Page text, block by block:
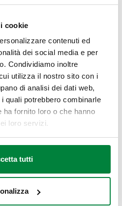
cookie
contenuti ed
dei social media e per
Condividiamo inoltre
utilizza il nostro sito con i
di analisi dei dati web,
quali potrebbero combinarle
fornito loro o che hanno
loro servizi.
tutti
un'indagine di Statista
di ricerca tedesco attraverso
a campione (e anonime) di
Italia contano almeno 250
poste, quella centrale chiedeva
quanta probabilità
ad un suo conoscente o
il fatto che si tratta di un'indagine
e Impiantistica, Caleffi ha
scorso anno.
in questa direzione.